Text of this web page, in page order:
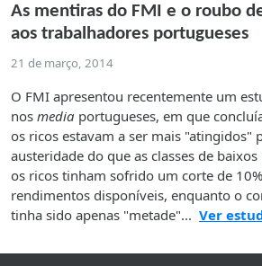
As mentiras do FMI e o roubo
aos trabalhadores portugueses
21 de março, 2014
O FMI apresentou recentemente um
nos media portugueses, em que
os ricos estavam a ser mais "atingidos"
austeridade do que as classes de
os ricos tinham sofrido um corte de
rendimentos disponíveis, enquanto o
tinha sido apenas "metade"... Ver